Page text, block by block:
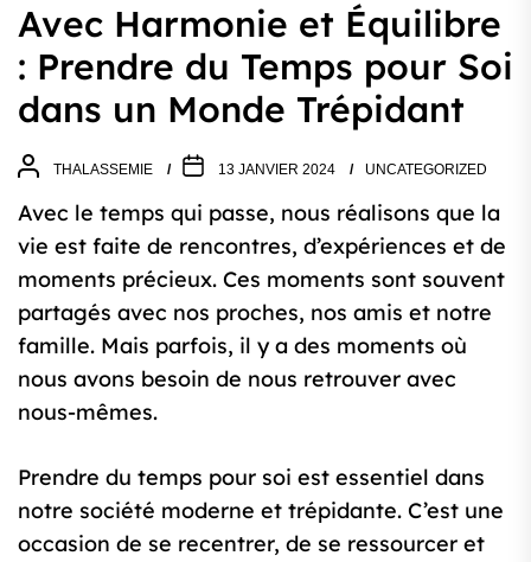
Avec Harmonie et Équilibre
: Prendre du Temps pour Soi
dans un Monde Trépidant
THALASSEMIE 13 JANVIER 2024 UNCATEGORIZED
Avec le temps qui passe, nous réalisons que la
vie est faite de rencontres, d’expériences et de
moments précieux. Ces moments sont souvent
partagés avec nos proches, nos amis et notre
famille. Mais parfois, il y a des moments où
nous avons besoin de nous retrouver avec
nous-mêmes.
Prendre du temps pour soi est essentiel dans
notre société moderne et trépidante. C’est une
occasion de se recentrer, de se ressourcer et